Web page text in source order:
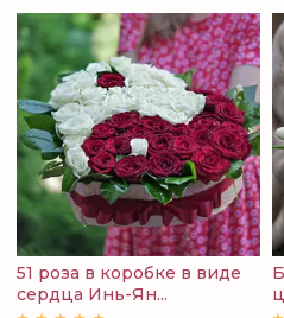
51 роза в коробке в виде
сердца Инь-Ян...